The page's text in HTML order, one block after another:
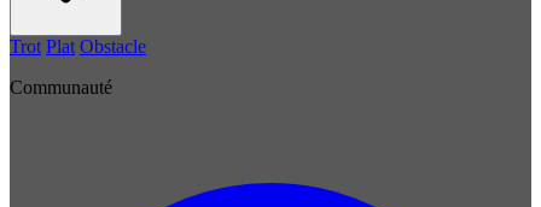
Trot Plat Obstacle
Communauté